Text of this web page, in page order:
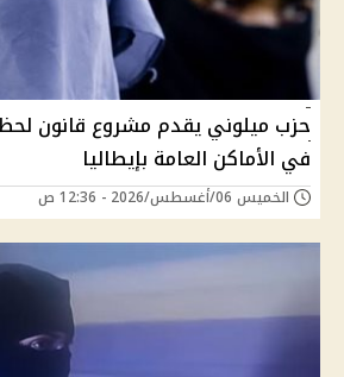
حزب ميلوني يقدم مشروع قانون
في الأماكن العامة بإيطاليا
الخميس 06/أغسطس/2026 - 12:36 ص